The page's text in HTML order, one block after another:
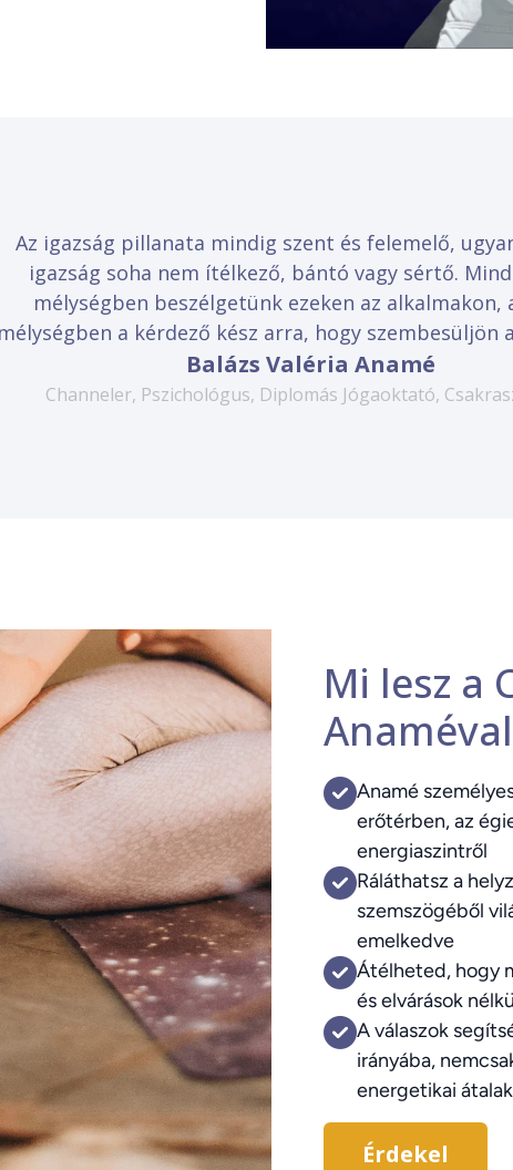
Az igazság pillanata mindig szent és felemelő,
igazság soha nem ítélkező, bántó vagy sértő.
mélységben beszélgetünk ezeken az alkalmakon,
mélységben a kérdező kész arra, hogy szembesüljön
Balázs Valéria Anamé
Channeler, Pszichológus, Diplomás Jógaoktató,
Mi lesz a
Anamé
erőtérben, az
energiaszintről
Ráláthatsz a
szemszögéből
emelkedve
Átélheted, hogy
és elvárások
A válaszok
irányába,
energetikai
Érdekel